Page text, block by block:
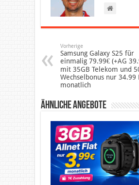
Vorherige
Samsung Galaxy S25 für
einmalig 79.99€ (+AG
mit 35GB Telekom und
Wechselbonus nur 34.99
monatlich
Ähnliche Angebote